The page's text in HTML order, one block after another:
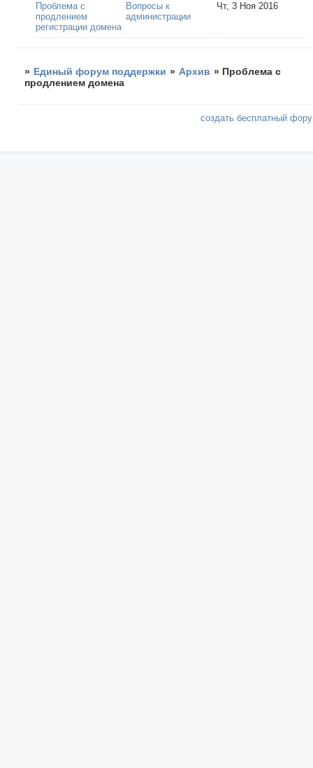
Проблема с
продлением
регистрации домена
Вопросы к
администрации
Чт, 3 Ноя 2016
» Единый форум поддержки » Архив » Проблема с
продлением домена
создать бесплатный